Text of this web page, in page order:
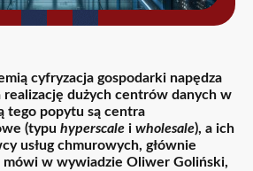
cyfryzacja gospodarki napędza
realizację dużych centrów danych w
tego popytu są centra
(typu hyperscale i wholesale), a ich
usług chmurowych, głównie
mówi w wywiadzie Oliwer Goliński,